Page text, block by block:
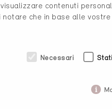
(2)
SH-045-P
contenuti
che in base alle vostre
Necessari